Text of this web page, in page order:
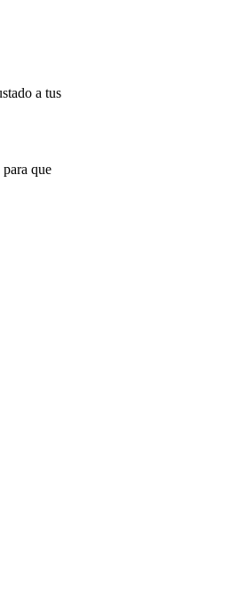
a tus
que